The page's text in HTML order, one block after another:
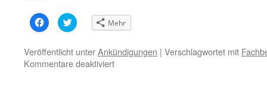
Klick,
um
zu
teilen
(Wird
in
Klick,
um
zu
teilen
(Wird
in
Mehr
Veröffentlicht unterAnkündigungen | Verschlagwortet mit
Kommentare deaktiviertfür